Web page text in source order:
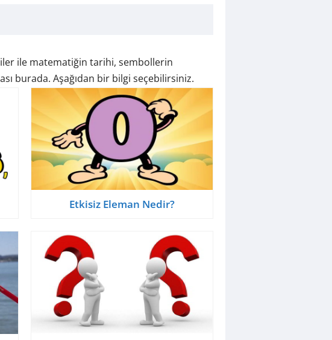
ile matematiğin tarihi, sembollerin
burada. Aşağıdan bir bilgi seçebilirsiniz.
Etkisiz Eleman Nedir?